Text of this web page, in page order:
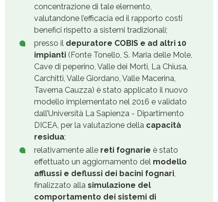
concentrazione di tale elemento,
valutandone l’efficacia ed il rapporto costi
benefici rispetto a sistemi tradizionali;
presso il depuratore COBIS e ad altri 10
impianti (Fonte Tonello, S. Maria delle Mole,
Cave di peperino, Valle dei Morti, La Chiusa,
Carchitti, Valle Giordano, Valle Macerina,
Taverna Cauzza) è stato applicato il nuovo
modello implementato nel 2016 e validato
dall’Università La Sapienza - Dipartimento
DICEA, per la valutazione della capacità
residua;
relativamente alle reti fognarie è stato
effettuato un aggiornamento del modello
afflussi e deflussi dei bacini fognari,
finalizzato alla simulazione del
comportamento dei sistemi di